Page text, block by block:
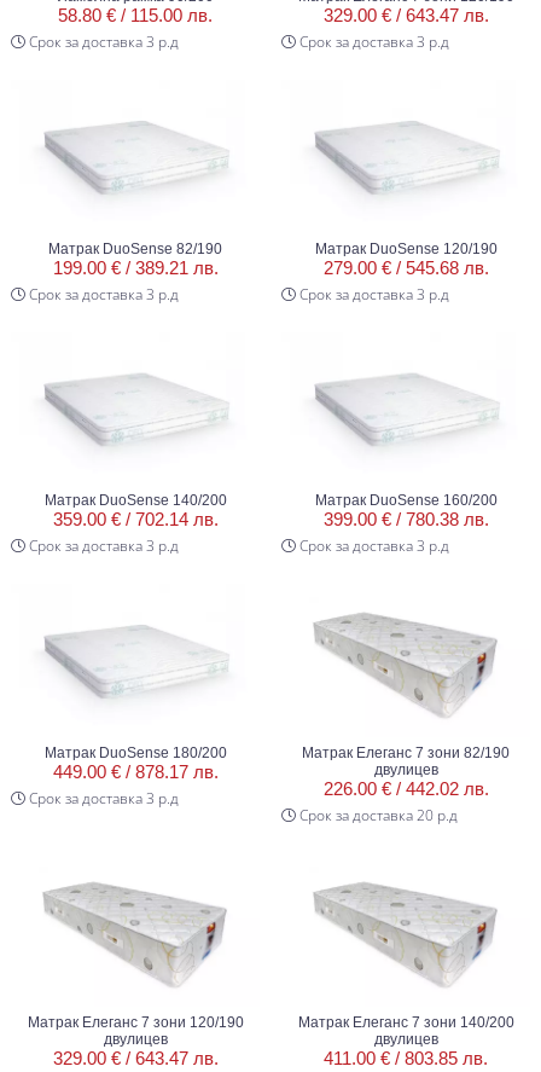
58.80 € / 115.00 лв.
Срок за доставка 3 р.д
329.00 € / 643.47 лв.
Срок за доставка 3 р.д
Матрак DuoSense 82/190
199.00 € / 389.21 лв.
Срок за доставка 3 р.д
Матрак DuoSense 120/190
279.00 € / 545.68 лв.
Срок за доставка 3 р.д
Матрак DuoSense 140/200
359.00 € / 702.14 лв.
Срок за доставка 3 р.д
Матрак DuoSense 160/200
399.00 € / 780.38 лв.
Срок за доставка 3 р.д
Матрак DuoSense 180/200
449.00 € / 878.17 лв.
Срок за доставка 3 р.д
Матрак Елеганс 7 зони 82/190
двулицев
226.00 € / 442.02 лв.
Срок за доставка 20 р.д
Матрак Елеганс 7 зони 120/190
двулицев
329.00 € / 643.47 лв.
Матрак Елеганс 7 зони 140/200
двулицев
411.00 € / 803.85 лв.